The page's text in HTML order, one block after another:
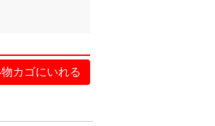
カゴにいれる